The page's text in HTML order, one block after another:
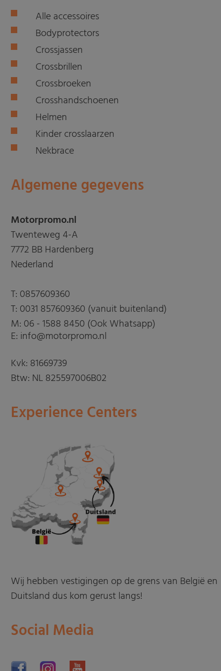
Alle accessoires
Bodyprotectors
Crossjassen
Crossbrillen
Crossbroeken
Crosshandschoenen
Helmen
Kinder crosslaarzen
Nekbrace
Algemene gegevens
Motorpromo.nl
Twenteweg 4-A
7772 BB Hardenberg
Nederland
T: 0857609360
T: 0031 857609360 (vanuit buitenland)
M: 06 - 1588 8450 (Ook Whatsapp)
E: info@motorpromo.nl
Kvk: 81669739
Btw: NL 825597006B02
Experience Centers
Wij hebben vestigingen op de grens van België en
Duitsland dus kom gerust langs!
Social Media